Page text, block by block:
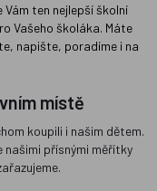
ten nejlepší školní
Vašeho školáka. Máte
napište, poradíme i na
místě
koupili i našim dětem.
přísnými měřítky